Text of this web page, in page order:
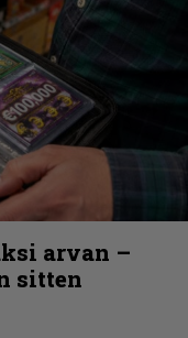
arvan –
sitten